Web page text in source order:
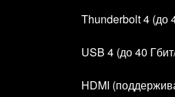
Thunderbolt 4 (до
USB 4 (до 40
HDMI